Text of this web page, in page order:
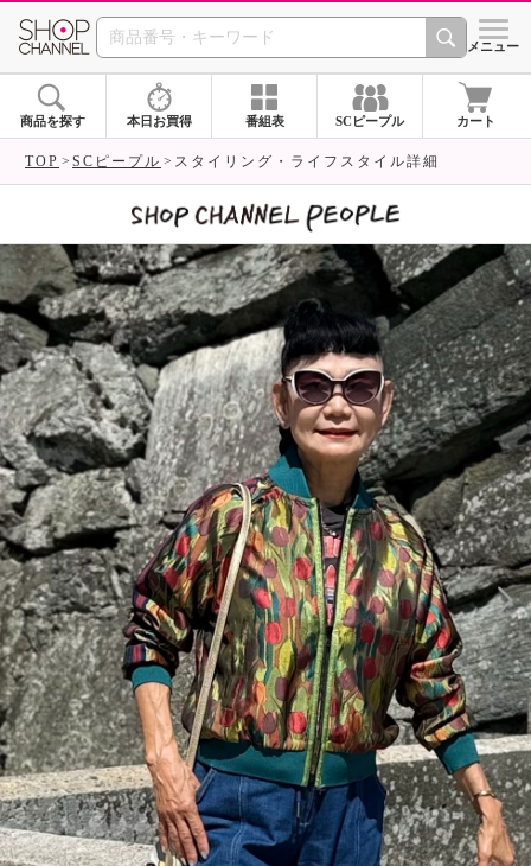
SHOP CHANNEL シメニュー
商品を探す 本日お買得 番組表 SCピープル カート
TOP SCピープル スタイリング・ライフスタイル詳細